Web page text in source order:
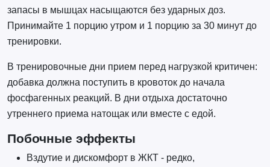
запасы в мышцах насыщаются без ударных доз.
Принимайте 1 порцию утром и 1 порцию за 30 минут до
тренировки.
В тренировочные дни прием перед нагрузкой критичен:
добавка должна поступить в кровоток до начала
фосфагенных реакций. В дни отдыха достаточно
утреннего приема натощак или вместе с едой.
Побочные эффекты
Вздутие и дискомфорт в ЖКТ - редко,